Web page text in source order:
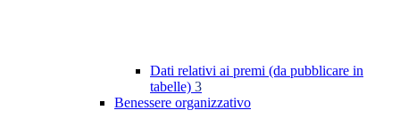
Dati relativi ai premi (da pubblicare in
tabelle) 3
Benessere organizzativo